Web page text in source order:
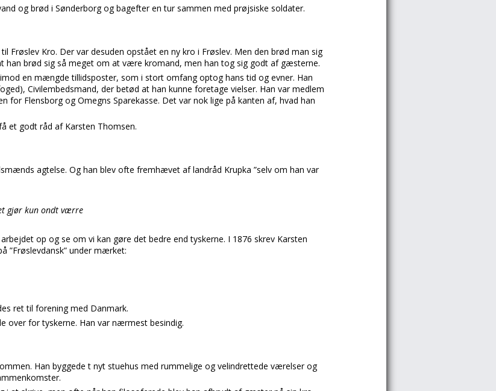
og brød i Sønderborg og bagefter en tur sammen med prøjsiske soldater.
Frøslev Kro. Der var desuden opstået en ny kro i Frøslev. Men den brød man sig
han brød sig så meget om at være kromand, men han tog sig godt af gæsterne.
en mængde tillidsposter, som i stort omfang optog hans tid og evner. Han
Civilembedsmand, der betød at han kunne foretage vielser. Han var medlem
for Flensborg og Omegns Sparekasse. Det var nok lige på kanten af, hvad han
et godt råd af Karsten Thomsen.
agtelse. Og han blev ofte fremhævet af landråd Krupka ”selv om han var
gjør kun ondt værre
op og se om vi kan gøre det bedre end tyskerne. I 1876 skrev Karsten
”Frøslevdansk” under mærket:
ret til forening med Danmark.
over for tyskerne. Han var nærmest besindig.
Han byggede t nyt stuehus med rummelige og velindrettede værelser og